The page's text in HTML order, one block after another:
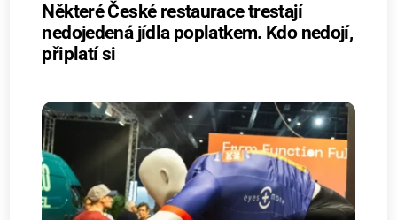
Některé České restaurace trestají
nedojedená jídla poplatkem. Kdo nedojí,
připlatí si